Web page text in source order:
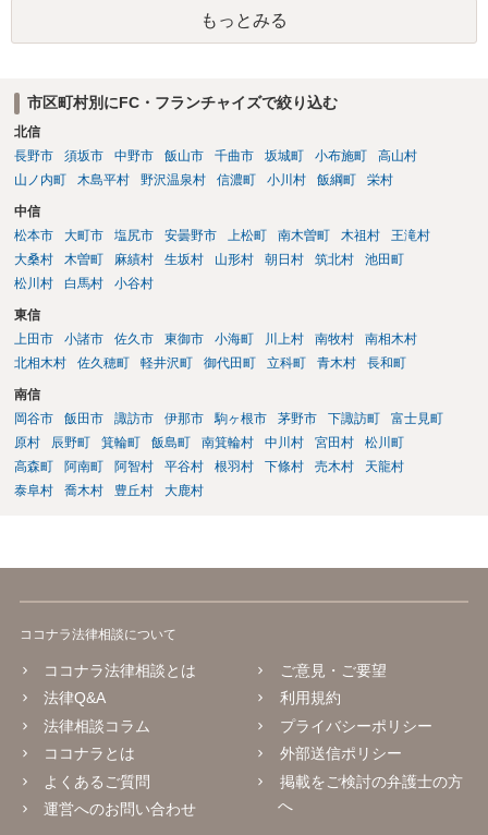
もっとみる
市区町村別にFC・フランチャイズで絞り込む
北信
長野市
須坂市 中野市 飯山市 千曲市 坂城町 小布施町
高山村
山ノ内町
木島平村 野沢温泉村 信濃町 小川村 飯綱町 栄村
中信
松本市
大町市 塩尻市 安曇野市 上松町 南木曽町 木祖村
王滝村
大桑村
木曽町 麻績村 生坂村 山形村 朝日村 筑北村
池田町
松川村
白馬村 小谷村
東信
上田市
小諸市 佐久市 東御市 小海町 川上村 南牧村
南相木村
北相木村
佐久穂町 軽井沢町 御代田町 立科町 青木村 長和町
南信
岡谷市
飯田市 諏訪市 伊那市 駒ヶ根市 茅野市 下諏訪町
富士見町
原村
辰野町 箕輪町 飯島町 南箕輪村 中川村 宮田村
松川町
高森町
阿南町 阿智村 平谷村 根羽村 下條村 売木村
天龍村
泰阜村
喬木村 豊丘村 大鹿村
ココナラ法律相談について
ココナラ法律相談とは
法律Q&A
法律相談コラム
ココナラとは
よくあるご質問
運営へのお問い合わせ
ご意見・ご要望
利用規約
プライバシーポリシー
外部送信ポリシー
掲載をご検討の弁護士の方
へ